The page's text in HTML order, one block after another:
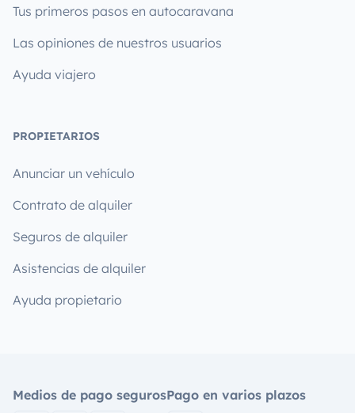
Tus primeros pasos en autocaravana
Las opiniones de nuestros usuarios
Ayuda viajero
PROPIETARIOS
Anunciar un vehículo
Contrato de alquiler
Seguros de alquiler
Asistencias de alquiler
Ayuda propietario
Medios de pago segurosPago en varios plazos